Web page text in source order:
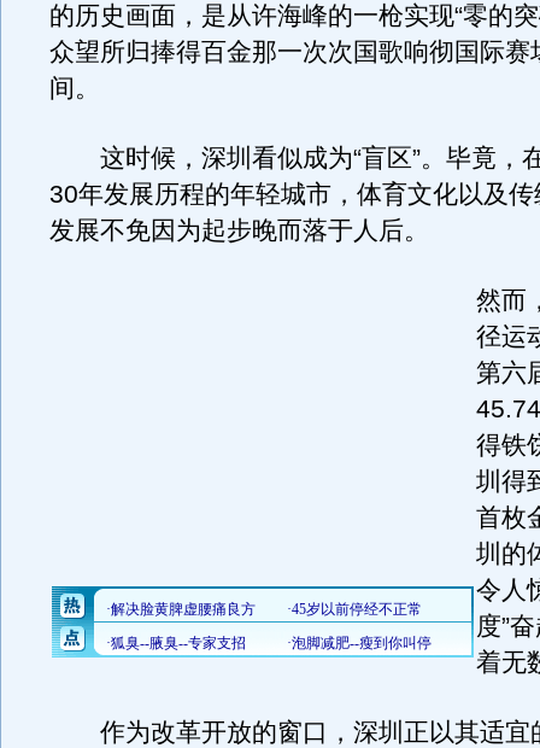
的历史画面，是从许海峰的一枪实现“零的
众望所归捧得百金那一次次国歌响彻国际赛
间。
这时候，深圳看似成为“盲区”。毕竟，
30年发展历程的年轻城市，体育文化以及
发展不免因为起步晚而落于人后。
然而
径运
第六
得铁
圳得
首枚
圳的
令人
度”
着无
作为改革开放的窗口，深圳正以其适宜